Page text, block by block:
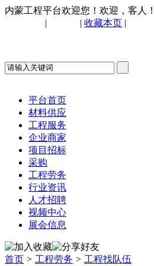
内蒙工程平台欢迎您！欢迎，客人！
| | 收藏本页 |
平台首页
材料供应
工程服务
企业商家
项目招标
采购
工程劳务
行业资讯
人才招聘
视频中心
展会信息
首页 > 工程劳务 > 工程找队伍